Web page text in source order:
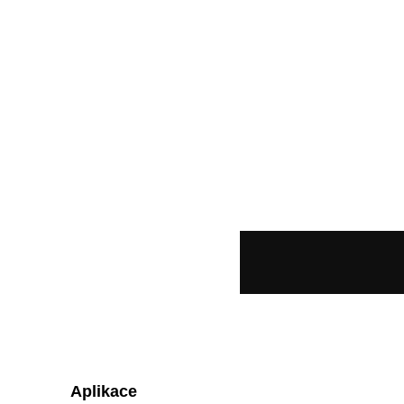
Aplikace